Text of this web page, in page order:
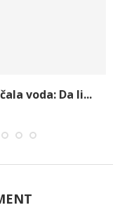
voda: Da li...